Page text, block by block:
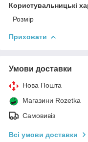
Користувальницькі
Розмір
Приховати
Умови доставки
Нова Пошта
Магазини Rozetka
Самовивіз
Всі умови доставки